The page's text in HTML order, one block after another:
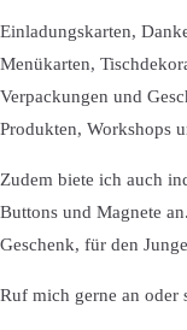
Einladungskarten,
Menükarten,
Verpackungen und
Produkten, Workshops
Zudem biete ich auch
Buttons und Magnete
Geschenk, für den
Ruf mich gerne an oder